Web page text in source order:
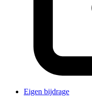
Eigen bijdrage